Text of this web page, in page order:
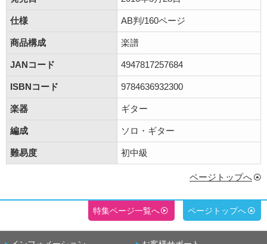
仕様 AB判/160ページ
商品構成 楽譜
JANコード 4947817257684
ISBNコード 9784636932300
楽器 ギター
編成 ソロ・ギター
難易度 初中級
ページトップへ
特集ページ一覧へ ページトップへ